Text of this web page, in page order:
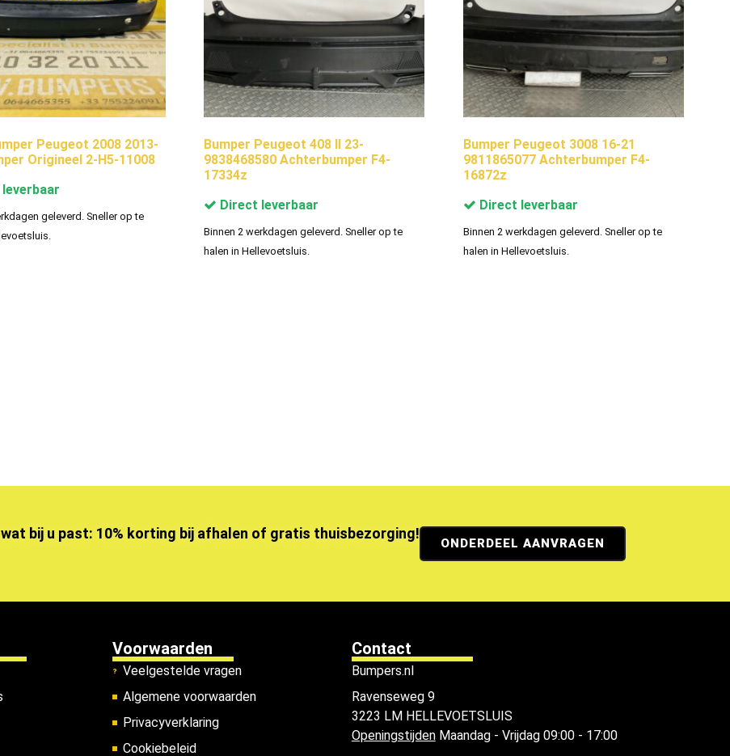
Peugeot 2008 2013-
Origineel 2-H5-11008
geleverd. Sneller op te
Bumper Peugeot 408 II 23-
9838468580 Achterbumper F4-
17334z
Direct leverbaar
Binnen 2 werkdagen geleverd. Sneller op te
halen in Hellevoetsluis.
Bumper Peugeot 3008 16-21
9811865077 Achterbumper F4-
16872z
Direct leverbaar
Binnen 2 werkdagen geleverd. Sneller op te
halen in Hellevoetsluis.
wat bij u past: 10% korting bij afhalen of gratis thuisbezorging!
ONDERDEEL AANVRAGEN
Voorwaarden
Veelgestelde vragen
Algemene voorwaarden
Privacyverklaring
Cookiebeleid
Contact
Bumpers.nl
Ravenseweg 9
3223 LM HELLEVOETSLUIS
OpeningstijdenMaandag - Vrijdag 09:00 - 17:00